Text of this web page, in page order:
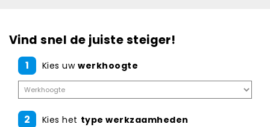
Vind snel de juiste steiger!
1 Kies uw werkhoogte
2 Kies het type werkzaamheden